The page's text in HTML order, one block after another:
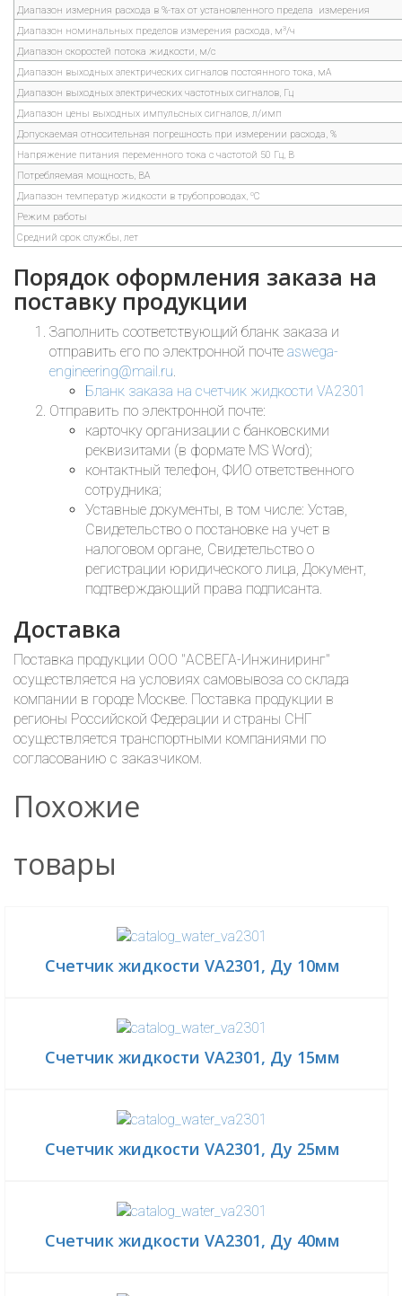
Диапазон измерния расхода в %-тах от установленного предела измерения
Диапазон номинальных пределов измерения расхода, м3/ч
Диапазон скоростей потока жидкости, м/с
Диапазон выходных электрических сигналов постоянного тока, мА
Диапазон выходных электрических частотных сигналов, Гц
Диапазон цены выходных импульсных сигналов, л/имп
Допускаемая относительная погрешность при измерении расхода, %
Напряжение питания переменного тока с частотой 50 Гц, В
Потребляемая мощность, ВА
Диапазон температур жидкости в трубопроводах, оС
Режим работы
Средний срок службы, лет
Порядок оформления заказа на
поставку продукции
Заполнить соответствующий бланк заказа и
отправить его по электронной почте aswega-
engineering@mail.ru.
Бланк заказа на счетчик жидкости VA2301
Отправить по электронной почте:
карточку организации с банковскими
реквизитами (в формате MS Word);
контактный телефон, ФИО ответственного
сотрудника;
Уставные документы, в том числе: Устав,
Свидетельство о постановке на учет в
налоговом органе, Свидетельство о
регистрации юридического лица, Документ,
подтверждающий права подписанта.
Доставка
Поставка продукции ООО "АСВЕГА-Инжиниринг"
осуществляется на условиях самовывоза со склада
компании в городе Москве. Поставка продукции в
регионы Российской Федерации и страны СНГ
осуществляется транспортными компаниями по
согласованию с заказчиком.
Похожие
товары
Счетчик жидкости VA2301, Ду 10мм
Счетчик жидкости VA2301, Ду 15мм
Счетчик жидкости VA2301, Ду 25мм
Счетчик жидкости VA2301, Ду 40мм